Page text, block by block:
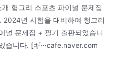
헝그리 스포츠 파이널 문제집
2024년 시험을 대비하여 헝그리
널 문제집 + 필기 출판되었습니
습니다. [ギ···cafe.naver.com